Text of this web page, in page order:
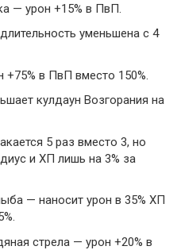
— урон +15% в ПвП.
уменьшена с 4
в ПвП вместо 150%.
кулдаун Возгорания на
5 раз вместо 3, но
и ХП лишь на 3% за
— наносит урон в 35% ХП
стрела — урон +20% в